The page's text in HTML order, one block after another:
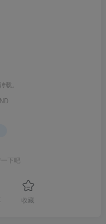
。
下吧
收藏